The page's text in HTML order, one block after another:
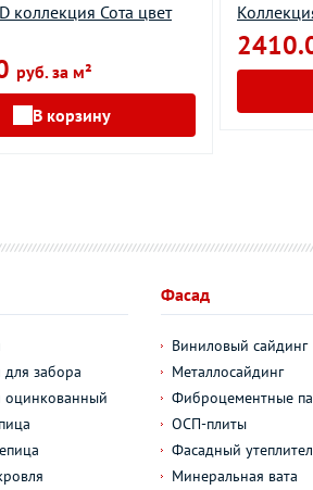
коллекция Сота цвет
руб. за м²
В корзину
забора
оцинкованный
Фасад
Виниловый сайдинг
Металлосайдинг
Фиброцементные
ОСП-плиты
Фасадный
Минеральная вата